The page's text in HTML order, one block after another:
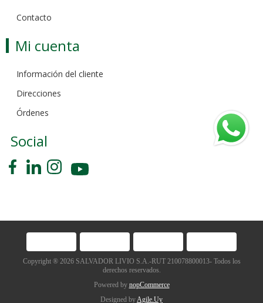
Contacto
Mi cuenta
Información del cliente
Direcciones
Órdenes
Social
Copyright ® 2026 SALVADOR LIVIO S.A.-RUT 210078800013- Todos los
derechos reservados.
Powered by nopCommerce
Designed byAgile.Uy